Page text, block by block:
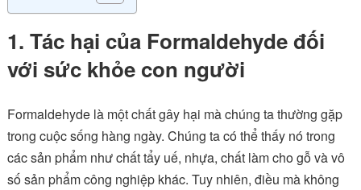
1. Tác hại của Formaldehyde đối
với sức khỏe con người
Formaldehyde là một chất gây hại mà chúng ta thường gặp
trong cuộc sống hàng ngày. Chúng ta có thể thấy nó trong
các sản phẩm như chất tẩy uế, nhựa, chất làm cho gỗ và vô
số sản phẩm công nghiệp khác. Tuy nhiên, điều mà không